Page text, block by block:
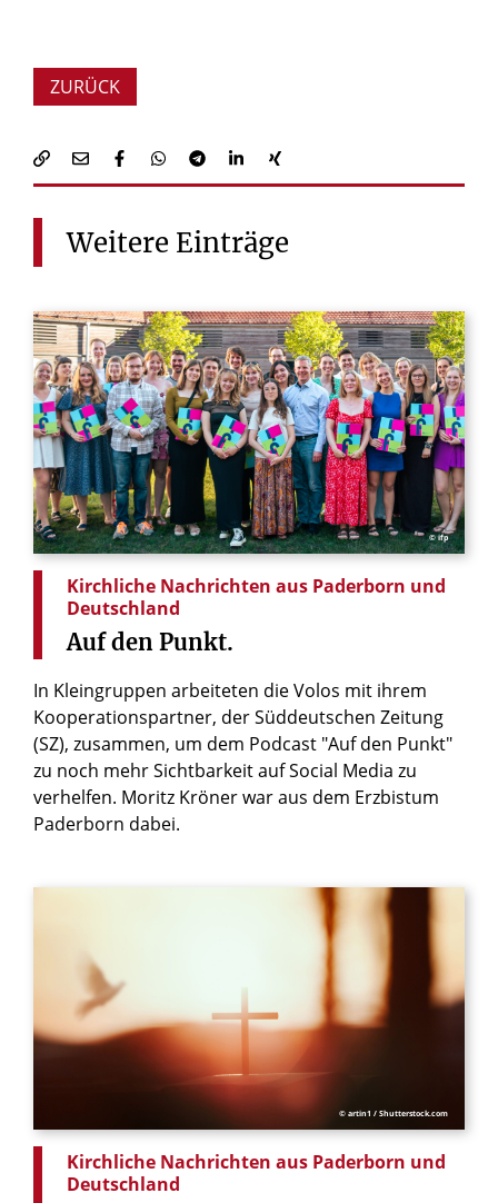
ZURÜCK
Weitere Einträge
© ifp
Kirchliche Nachrichten aus Paderborn und
Deutschland
Auf den Punkt.
In Kleingruppen arbeiteten die Volos mit ihrem
Kooperationspartner, der Süddeutschen Zeitung
(SZ), zusammen, um dem Podcast "Auf den Punkt"
zu noch mehr Sichtbarkeit auf Social Media zu
verhelfen. Moritz Kröner war aus dem Erzbistum
Paderborn dabei.
© artin1 / Shutterstock.com
Kirchliche Nachrichten aus Paderborn und
Deutschland